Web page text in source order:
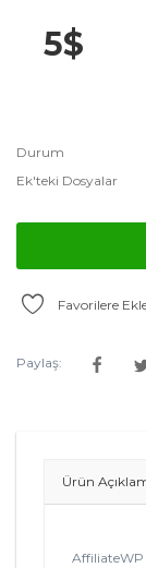
Üye Ol
Deutsch
5$
Durum
Ek'teki Dosyalar
Favorilere
Paylaş:
Ürün
AffiliateWP